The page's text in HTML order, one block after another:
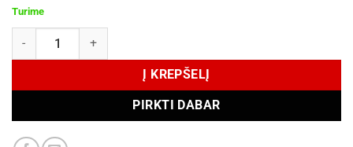
Turime
produkto kiekis: Ex Nihilo VESPER GLITZ Eau de Parfum 50 ml
Į KREPŠELĮ
PIRKTI DABAR